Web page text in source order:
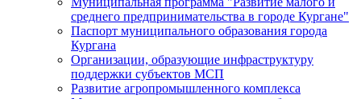
среднего предпринимательства в городе Кургане"
Паспорт муниципального образования города
Кургана
Организации, образующие инфраструктуру
поддержки субъектов МСП
Развитие агропромышленного комплекса